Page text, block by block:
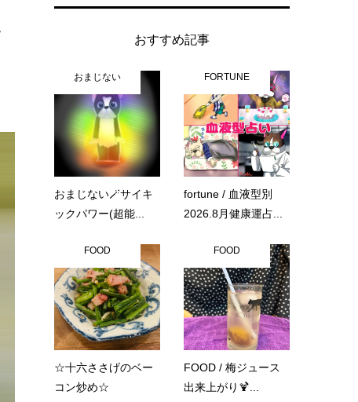
おすすめ記事
おまじない
おまじない🪄サイキ
ックパワー(超能...
FORTUNE
fortune / 血液型別
2026.8月健康運占...
FOOD
☆十六ささげのベー
コン炒め☆
FOOD
FOOD / 梅ジュース
出来上がり🍹...